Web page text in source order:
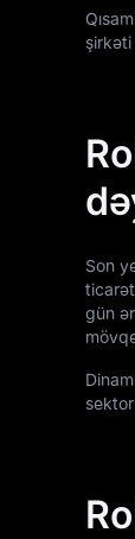
şirkəti
Son
gün